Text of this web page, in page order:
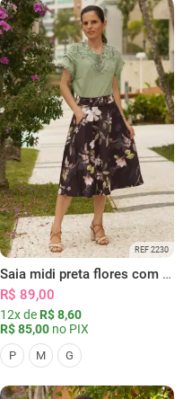
REF 2230
Saia midi preta flores com bolsos
R$ 89,00
12x de R$ 8,60
R$ 85,00 no PIX
P M G